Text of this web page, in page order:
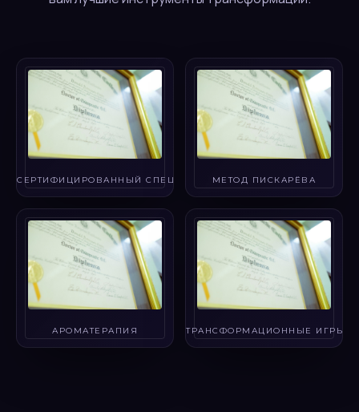
СЕРТИФИЦИРОВАННЫЙ СПЕЦИАЛИСТМЕТОД ПИСКАРЁВА
АРОМАТЕРАПИЯ ТРАНСФОРМАЦИОННЫЕ ИГРЫ